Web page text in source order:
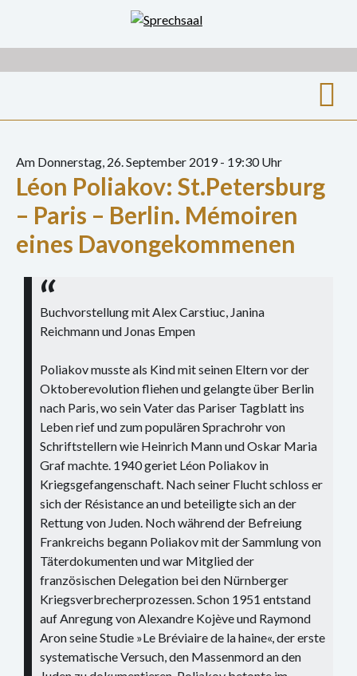
springen
nach:
Archiv
Ausstellungen
Film
Gespräch
Hörspiel
Performance
Vernissage
Vortrag
Sprechsaal
Archiv
Ausstellungen
Am Donnerstag, 26. September 2019 - 19:30 Uhr
Léon Poliakov: St.Petersburg
– Paris – Berlin. Mémoiren
eines Davongekommenen
Buchvorstellung mit Alex Carstiuc, Janina
Reichmann und Jonas Empen
Poliakov musste als Kind mit seinen Eltern vor der
Oktoberevolution fliehen und gelangte über Berlin
nach Paris, wo sein Vater das Pariser Tagblatt ins
Leben rief und zum populären Sprachrohr von
Schriftstellern wie Heinrich Mann und Oskar Maria
Graf machte. 1940 geriet Léon Poliakov in
Kriegsgefangenschaft. Nach seiner Flucht schloss er
sich der Résistance an und beteiligte sich an der
Rettung von Juden. Noch während der Befreiung
Frankreichs begann Poliakov mit der Sammlung von
Täterdokumenten und war Mitglied der
französischen Delegation bei den Nürnberger
Kriegsverbrecherprozessen. Schon 1951 entstand
auf Anregung von Alexandre Kojève und Raymond
Aron seine Studie »Le Bréviaire de la haine«, der erste
systematische Versuch, den Massenmord an den